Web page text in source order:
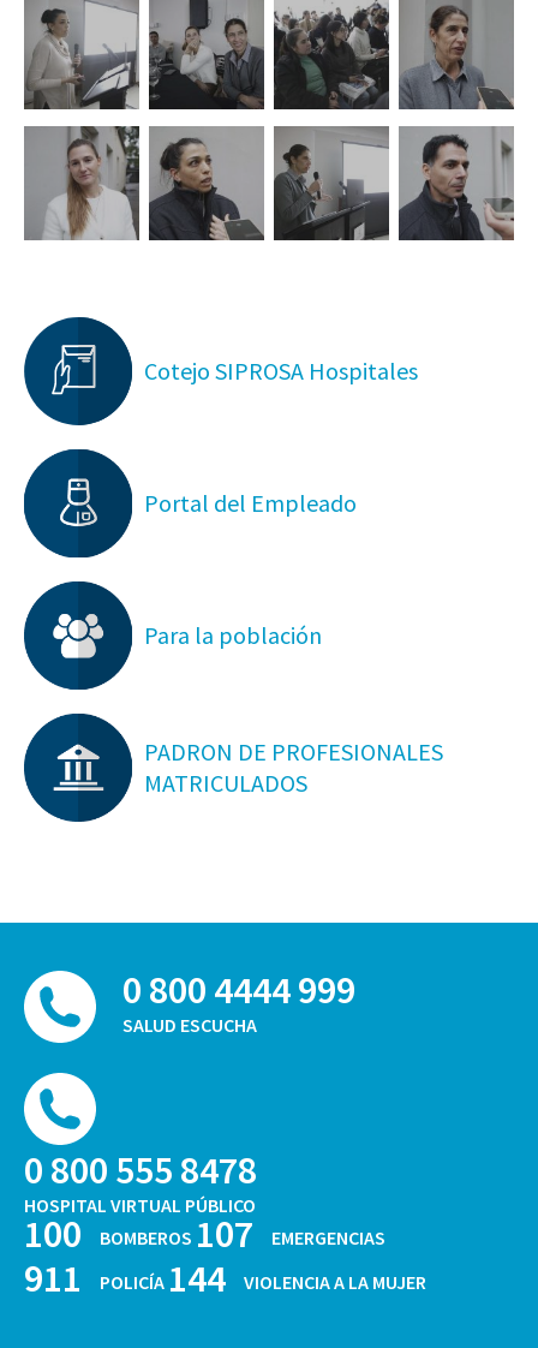
Cotejo SIPROSA Hospitales
Portal del Empleado
Para la población
PADRON DE PROFESIONALES
MATRICULADOS
0 800 4444 999
SALUD ESCUCHA
0 800 555 8478
HOSPITAL VIRTUAL PÚBLICO
100 BOMBEROS 107 EMERGENCIAS
911 POLICÍA 144 VIOLENCIA A LA MUJER